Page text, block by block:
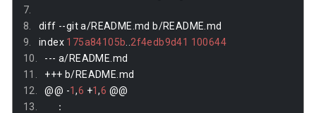
diff --git a/README .md b/README md
index 175a84105b 2f4edb9d41 100644
--- a/README md
+++ b/README md
@@ -1,6 +1,6 @@
：